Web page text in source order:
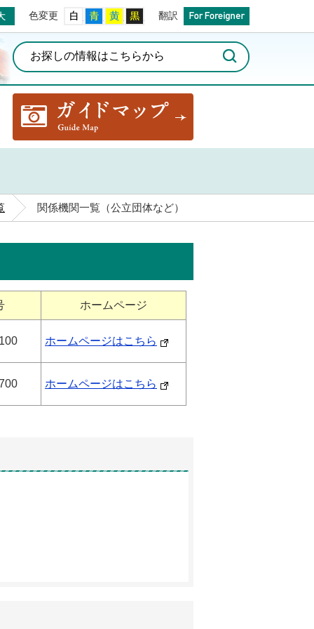
拡大色変更 白 青 黄 翻訳
関係機関一覧（公立団体など）
ホームページ
ホームページはこちら
ホームページはこちら